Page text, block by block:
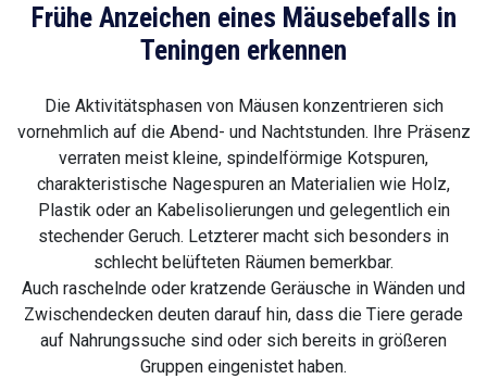
Frühe Anzeichen eines Mäusebefalls in
Teningen erkennen
Die Aktivitätsphasen von Mäusen konzentrieren sich
vornehmlich auf die Abend- und Nachtstunden. Ihre Präsenz
verraten meist kleine, spindelförmige Kotspuren,
charakteristische Nagespuren an Materialien wie Holz,
Plastik oder an Kabelisolierungen und gelegentlich ein
stechender Geruch. Letzterer macht sich besonders in
schlecht belüfteten Räumen bemerkbar.
Auch raschelnde oder kratzende Geräusche in Wänden und
Zwischendecken deuten darauf hin, dass die Tiere gerade
auf Nahrungssuche sind oder sich bereits in größeren
Gruppen eingenistet haben.